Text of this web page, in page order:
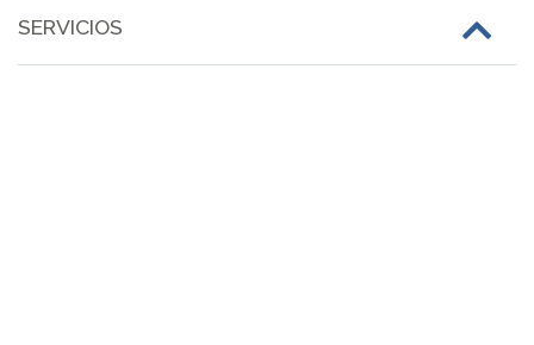
SERVICIOS